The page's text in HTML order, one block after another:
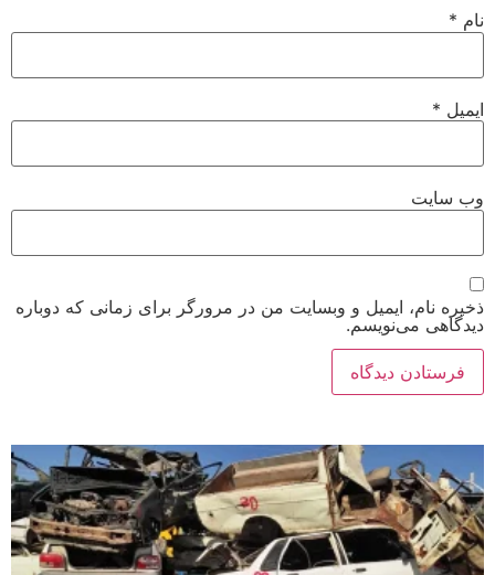
نام*
ایمیل*
وب‌ سایت
ذخیره نام، ایمیل و وبسایت من در مرورگر برای زمانی که دوباره
دیدگاهی می‌نویسم.